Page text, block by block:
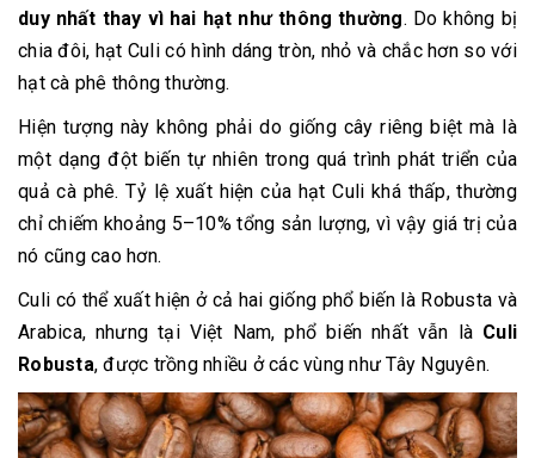
duy nhất thay vì hai hạt như thông thường. Do không bị
chia đôi, hạt Culi có hình dáng tròn, nhỏ và chắc hơn so với
hạt cà phê thông thường.
Hiện tượng này không phải do giống cây riêng biệt mà là
một dạng đột biến tự nhiên trong quá trình phát triển của
quả cà phê. Tỷ lệ xuất hiện của hạt Culi khá thấp, thường
chỉ chiếm khoảng 5–10% tổng sản lượng, vì vậy giá trị của
nó cũng cao hơn.
Culi có thể xuất hiện ở cả hai giống phổ biến là Robusta và
Arabica, nhưng tại Việt Nam, phổ biến nhất vẫn là Culi
Robusta, được trồng nhiều ở các vùng như Tây Nguyên.